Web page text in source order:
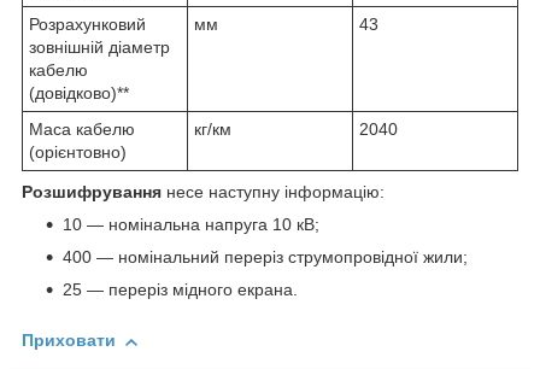
Розрахунковий
зовнішній діаметр
кабелю
(довідково)**
мм 43
Маса кабелю
(орієнтовно)
кг/км 2040
Розшифрування несе наступну інформацію:
10 — номінальна напруга 10 кВ;
400 — номінальний переріз струмопровідної жили;
25 — переріз мідного екрана.
Приховати